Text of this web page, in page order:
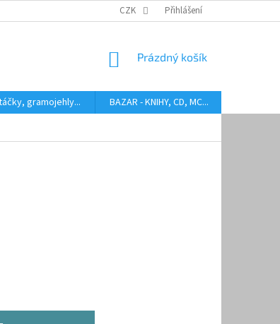
HODNOCENÍ STAVU BAZAROVÝCH LP AUDIOKAZETY ANEB
CZK Přihlášení
NÁKUPNÍ
Prázdný košík
gramojehly... BAZAR - KNIHY, CD, MC...